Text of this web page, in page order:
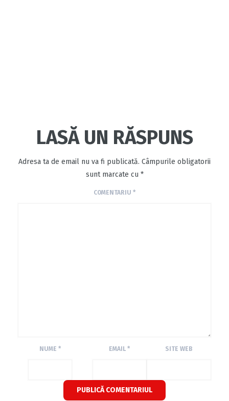
LASĂ UN RĂSPUNS
Adresa ta de email nu va fi publicată. Câmpurile obligatorii
sunt marcate cu *
COMENTARIU *
NUME * EMAIL* SITE WEB